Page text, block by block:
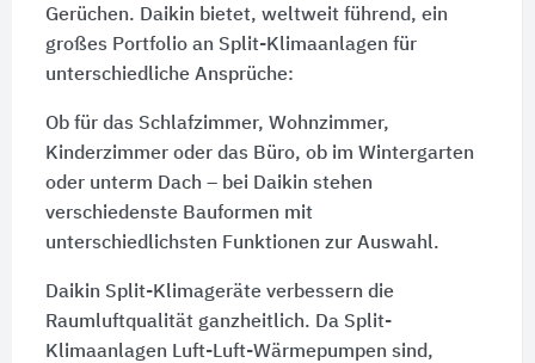
Gerüchen. Daikin bietet, weltweit führend, ein
großes Portfolio an Split-Klimaanlagen für
unterschiedliche Ansprüche:
Ob für das Schlafzimmer, Wohnzimmer,
Kinderzimmer oder das Büro, ob im Wintergarten
oder unterm Dach – bei Daikin stehen
verschiedenste Bauformen mit
unterschiedlichsten Funktionen zur Auswahl.
Daikin Split-Klimageräte verbessern die
Raumluftqualität ganzheitlich. Da Split-
Klimaanlagen Luft-Luft-Wärmepumpen sind,